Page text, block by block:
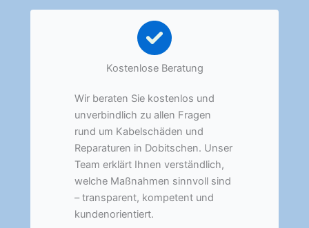
Kostenlose Beratung
Wir beraten Sie kostenlos und
unverbindlich zu allen Fragen
rund um Kabelschäden und
Reparaturen in Dobitschen. Unser
Team erklärt Ihnen verständlich,
welche Maßnahmen sinnvoll sind
– transparent, kompetent und
kundenorientiert.